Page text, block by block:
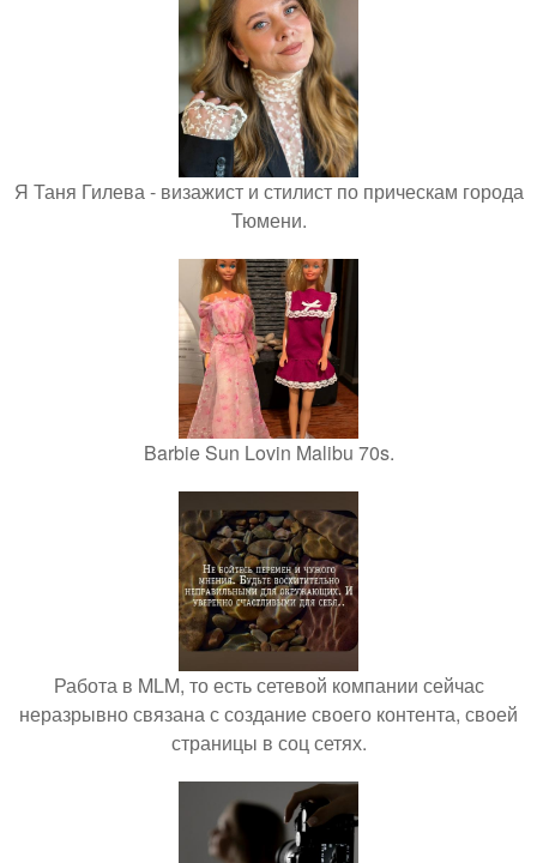
Я Таня Гилева - визажист и стилист по прическам города
Тюмени.
Barbie Sun Lovin Malibu 70s.
Работа в MLM, то есть сетевой компании сейчас
неразрывно связана с создание своего контента, своей
страницы в соц сетях.